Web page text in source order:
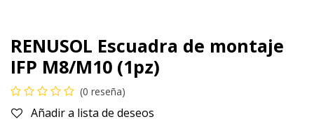
RENUSOL Escuadra de montaje
IFP M8/M10 (1pz)
(0 reseña)
Añadir a lista de deseos